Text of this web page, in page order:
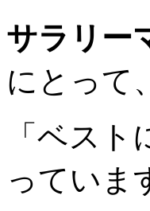
サラリー
にとって、
「ベス
っていま